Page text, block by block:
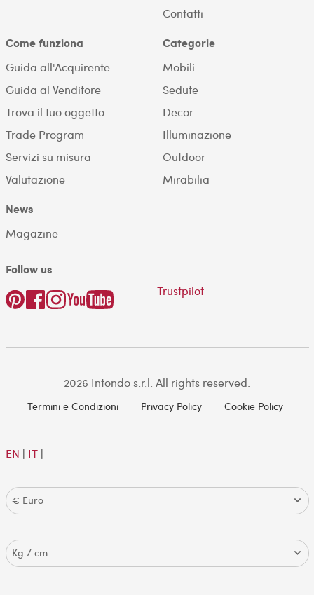
Contatti
Come funziona
Guida all'Acquirente
Guida al Venditore
Trova il tuo oggetto
Trade Program
Servizi su misura
Valutazione
Categorie
Mobili
Sedute
Decor
Illuminazione
Outdoor
Mirabilia
News
Magazine
Follow us
Trustpilot
2026 Intondo s.r.l. All rights reserved.
Termini e Condizioni Privacy Policy Cookie Policy
EN | IT|